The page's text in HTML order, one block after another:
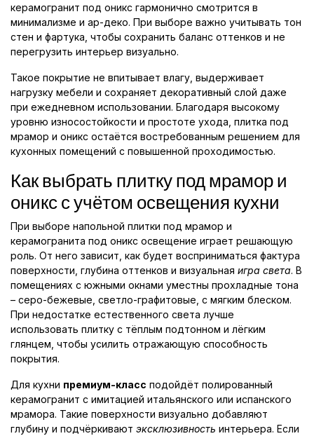
керамогранит под оникс гармонично смотрится в
минимализме и ар-деко. При выборе важно учитывать тон
стен и фартука, чтобы сохранить баланс оттенков и не
перегрузить интерьер визуально.
Такое покрытие не впитывает влагу, выдерживает
нагрузку мебели и сохраняет декоративный слой даже
при ежедневном использовании. Благодаря высокому
уровню износостойкости и простоте ухода, плитка под
мрамор и оникс остаётся востребованным решением для
кухонных помещений с повышенной проходимостью.
Как выбрать плитку под мрамор и
оникс с учётом освещения кухни
При выборе напольной плитки под мрамор и
керамогранита под оникс освещение играет решающую
роль. От него зависит, как будет восприниматься фактура
поверхности, глубина оттенков и визуальная игра света. В
помещениях с южными окнами уместны прохладные тона
– серо-бежевые, светло-графитовые, с мягким блеском.
При недостатке естественного света лучше
использовать плитку с тёплым подтонном и лёгким
глянцем, чтобы усилить отражающую способность
покрытия.
Для кухни премиум-класс подойдёт полированный
керамогранит с имитацией итальянского или испанского
мрамора. Такие поверхности визуально добавляют
глубину и подчёркивают эксклюзивность интерьера. Если